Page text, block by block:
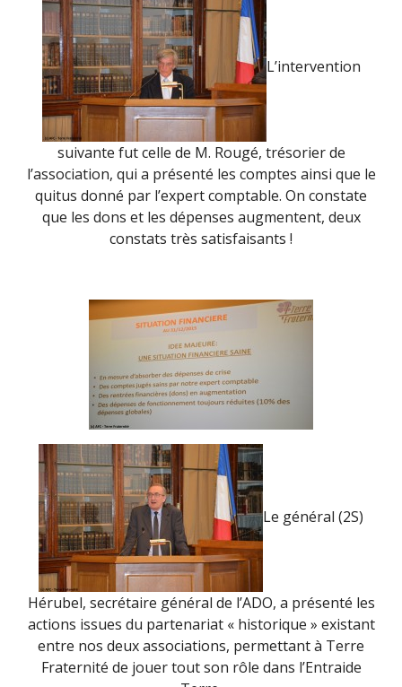
L’intervention
suivante fut celle de M. Rougé, trésorier de
l’association, qui a présenté les comptes ainsi que le
quitus donné par l’expert comptable. On constate
que les dons et les dépenses augmentent, deux
constats très satisfaisants !
Le général (2S)
Hérubel, secrétaire général de l’ADO, a présenté les
actions issues du partenariat « historique » existant
entre nos deux associations, permettant à Terre
Fraternité de jouer tout son rôle dans l’Entraide